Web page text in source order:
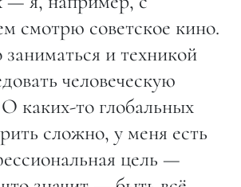
смотрю советское кино.
и техникой
человеческую
каких-то глобальных
сложно, у меня есть
цель —